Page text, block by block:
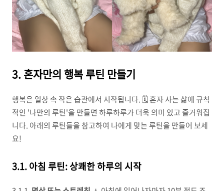
3. 혼자만의 행복 루틴 만들기
행복은 일상 속 작은 습관에서 시작됩니다. 🗓️ 혼자 사는 삶에 규칙
적인 '나만의 루틴'을 만들면 하루하루가 더욱 의미 있고 즐거워집
니다. 아래의 루틴들을 참고하여 나에게 맞는 루틴을 만들어 보세
요!
3.1. 아침 루틴: 상쾌한 하루의 시작